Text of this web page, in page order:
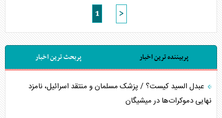
1 >
پربیننده ترین اخبار پربحث ترین اخبار
عبدل السید کیست؟ / پزشک مسلمان و منتقد اسرائیل، نامزد
نهایی دموکرات‌ها در میشیگان